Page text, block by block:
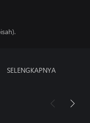
SELENGKAPNYA